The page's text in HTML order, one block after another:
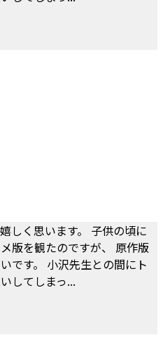
しく思います。 子供の頃に
版を観たのですが、 原作版
です。 小沢先生との間にト
してしまっ...